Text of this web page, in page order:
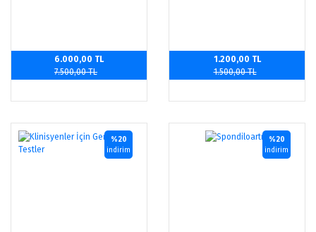
6.000,00 TL
7.500,00 TL
1.200,00 TL
1.500,00 TL
%20
indirim
%20
indirim